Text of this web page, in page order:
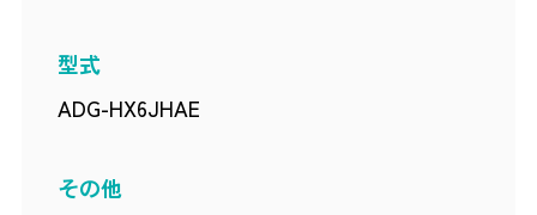
型式
ADG-HX6JHAE
その他